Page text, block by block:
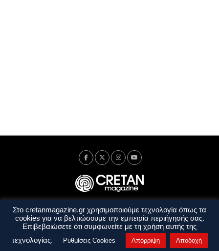
Ταυτότητα Πολιτική Απορρήτου
Όροι Χρήσης
Όροι και Προϋποθέσεις
Στο cretanmagazine.gr χρησιμοποιούμε τεχνολογία όπως τα
cookies για να βελτιώσουμε την εμπειρία περιήγησής σας.
Επιβεβαιώσετε ότι συμφωνείτε με τη χρήση αυτής της
τεχνολογίας.
Ρυθμίσεις Cookies Απόρριψη Αποδοχή